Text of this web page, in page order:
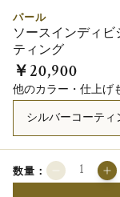
パール
ソースインディ
ティング
￥20,900
他のカラー・仕上げ
シルバーコーティ
数量：